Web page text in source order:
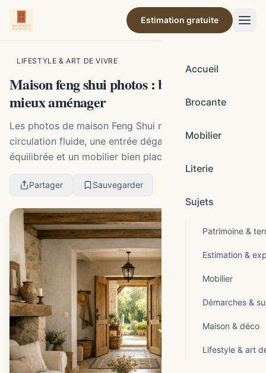
Estimation gratuite
Accueil
Brocante
Mobilier
Literie
Sujets
Patrimoine &
Estimation &
Mobilier
Démarches &
Maison & déco
Lifestyle & art
LIFESTYLE & ART DE VIVRE
Maison feng shui photos : bien les lire pour
mieux aménager
Les photos de maison Feng Shui montrent surtout une
circulation fluide, une entrée dégagée, une lumière
équilibrée et un mobilier bien placé. Pour qu’une image
Partager Sauvegarder